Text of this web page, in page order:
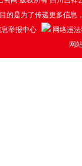
的是为了传递更多信